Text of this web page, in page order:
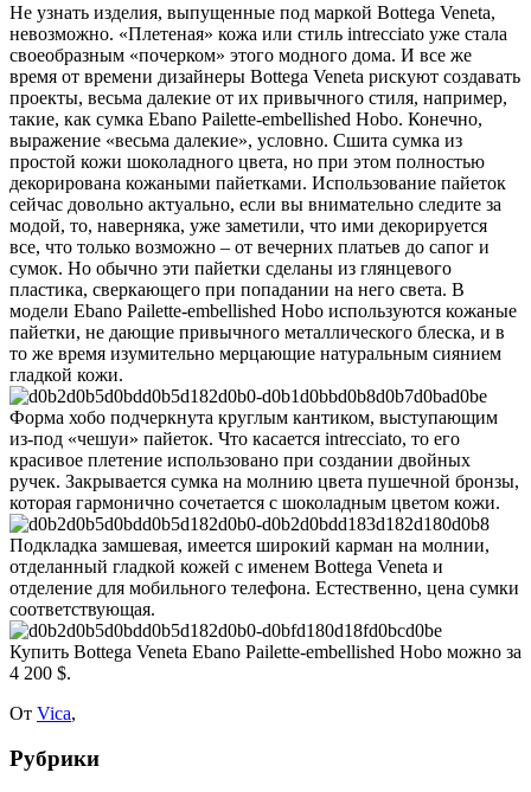
Не узнать изделия, выпущенные под маркой Bottega Veneta,
невозможно. «Плетеная» кожа или стиль intrecciato уже стала
своеобразным «почерком» этого модного дома. И все же
время от времени дизайнеры Bottega Veneta рискуют создавать
проекты, весьма далекие от их привычного стиля, например,
такие, как сумка Ebano Pailette-embellished Hobo. Конечно,
выражение «весьма далекие», условно. Сшита сумка из
простой кожи шоколадного цвета, но при этом полностью
декорирована кожаными пайетками. Использование пайеток
сейчас довольно актуально, если вы внимательно следите за
модой, то, наверняка, уже заметили, что ими декорируется
все, что только возможно – от вечерних платьев до сапог и
сумок. Но обычно эти пайетки сделаны из глянцевого
пластика, сверкающего при попадании на него света. В
модели Ebano Pailette-embellished Hobo используются кожаные
пайетки, не дающие привычного металлического блеска, и в
то же время изумительно мерцающие натуральным сиянием
гладкой кожи.
Форма хобо подчеркнута круглым кантиком, выступающим
из-под «чешуи» пайеток. Что касается intrecciato, то его
красивое плетение использовано при создании двойных
ручек. Закрывается сумка на молнию цвета пушечной бронзы,
которая гармонично сочетается с шоколадным цветом кожи.
Подкладка замшевая, имеется широкий карман на молнии,
отделанный гладкой кожей с именем Bottega Veneta и
отделение для мобильного телефона. Естественно, цена сумки
соответствующая.
Купить Bottega Veneta Ebano Pailette-embellished Hobo можно за
4 200 $.
От Vica,
Рубрики